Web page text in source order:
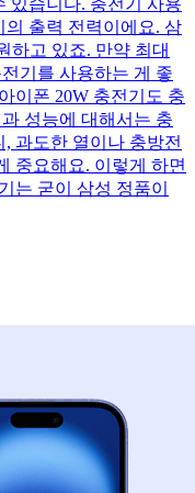
출력 전력이에요. 삼
하고 있죠. 만약 최대
기를 사용하는 게 좋
이폰 20W 충전기도 충
성능에 대해서는 충
과도한 열이나 충방전
중요해요. 이렇게 하면
는 굳이 삼성 정품이